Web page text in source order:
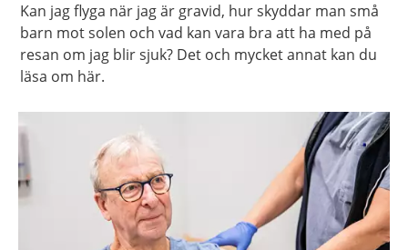
Kan jag flyga när jag är gravid, hur skyddar man små
barn mot solen och vad kan vara bra att ha med på
resan om jag blir sjuk? Det och mycket annat kan du
läsa om här.